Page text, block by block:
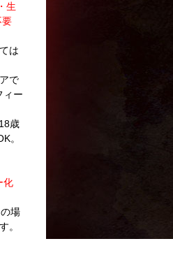
生
要
は
で
ィー
歳
。
化
場
。